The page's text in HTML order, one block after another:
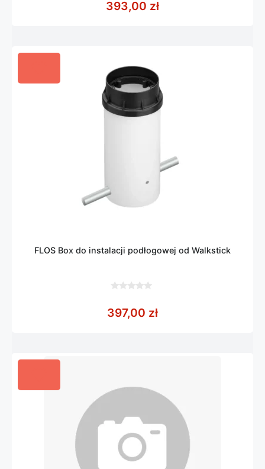
5
393,00 zł
FLOS Box do instalacji podłogowej od Walkstick
5
397,00 zł